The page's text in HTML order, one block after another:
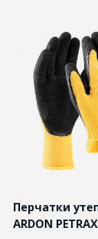
Перчатки
ARDON